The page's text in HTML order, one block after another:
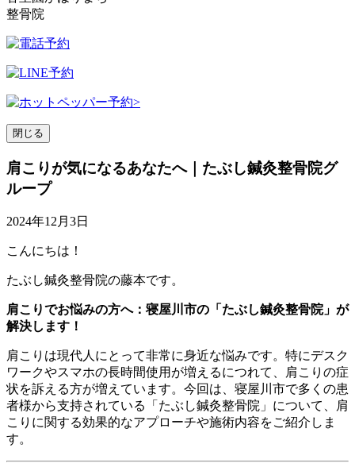
整骨院
閉じる
肩こりが気になるあなたへ｜たぶし鍼灸整骨院グ
ループ
2024年12月3日
こんにちは！
たぶし鍼灸整骨院の藤本です。
肩こりでお悩みの方へ：寝屋川市の「たぶし鍼灸整骨院」が
解決します！
肩こりは現代人にとって非常に身近な悩みです。特にデスク
ワークやスマホの長時間使用が増えるにつれて、肩こりの症
状を訴える方が増えています。今回は、寝屋川市で多くの患
者様から支持されている「たぶし鍼灸整骨院」について、肩
こりに関する効果的なアプローチや施術内容をご紹介しま
す。